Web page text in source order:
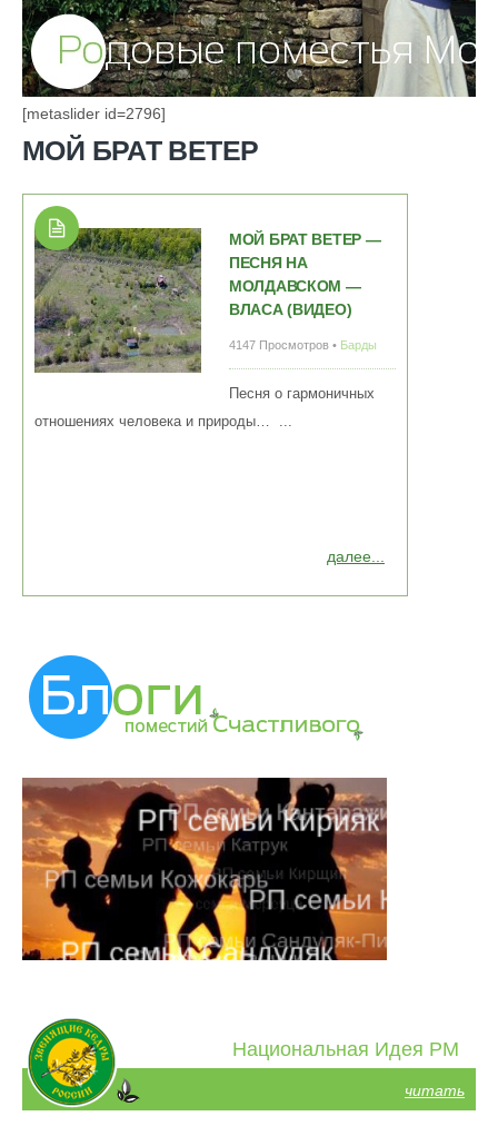
[metaslider id=2796]
МОЙ БРАТ ВЕТЕР
МОЙ БРАТ ВЕТЕР —
ПЕСНЯ НА
МОЛДАВСКОМ —
ВЛАСА (ВИДЕО)
4147 Просмотров • Барды
далее...
Песня о гармоничных
отношениях человека и природы… ...
Национальная Идея РМ
читать